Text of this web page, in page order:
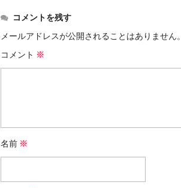
コメントを残す
メールアドレスが公開されることはありません。
コメント ※
名前 ※